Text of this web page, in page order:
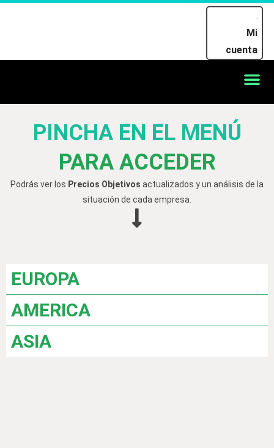
Mi
cuenta
PINCHA EN EL MENÚ
PARA ACCEDER
Podrás ver los Precios Objetivos actualizados y un análisis de la
situación de cada empresa.
EUROPA
AMERICA
ASIA